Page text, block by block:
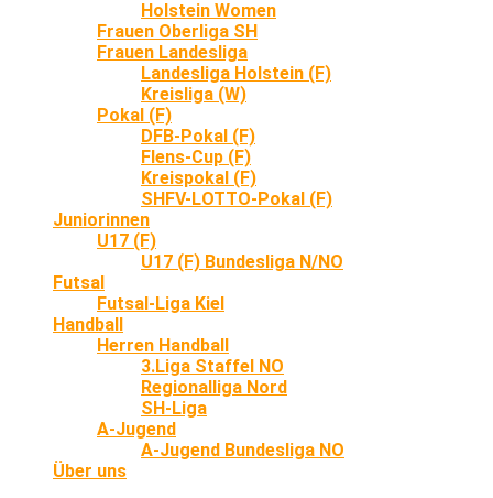
Holstein Women
Frauen Oberliga SH
Frauen Landesliga
Landesliga Holstein (F)
Kreisliga (W)
Pokal (F)
DFB-Pokal (F)
Flens-Cup (F)
Kreispokal (F)
SHFV-LOTTO-Pokal (F)
Juniorinnen
U17 (F)
U17 (F) Bundesliga N/NO
Futsal
Futsal-Liga Kiel
Handball
Herren Handball
3.Liga Staffel NO
Regionalliga Nord
SH-Liga
A-Jugend
A-Jugend Bundesliga NO
Über uns